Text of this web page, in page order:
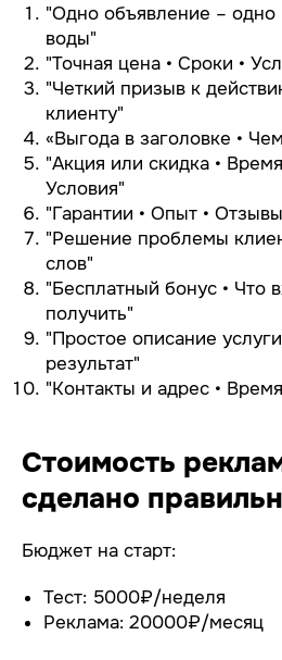
"Одно объявление –
воды"
"Точная цена • Сроки •
"Четкий призыв к
клиенту"
«Выгода в заголовке •
"Акция или скидка •
Условия"
"Гарантии • Опыт •
"Решение проблемы
слов"
"Бесплатный бонус • Что
получить"
"Простое описание
результат"
"Контакты и адрес •
Стоимость
сделано
Бюджет на старт:
Тест: 5000₽/неделя
Реклама: 20000₽/месяц